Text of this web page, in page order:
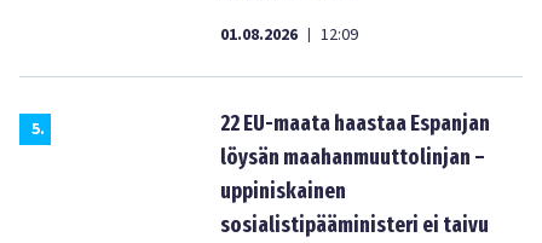
01.08.2026 | 12:09
5.
22 EU-maata haastaa Espanjan
löysän maahanmuuttolinjan –
uppiniskainen
sosialistipääministeri ei taivu